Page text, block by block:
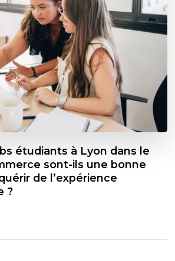
étudiants à Lyon dans le
sont-ils une bonne
de l’expérience
?